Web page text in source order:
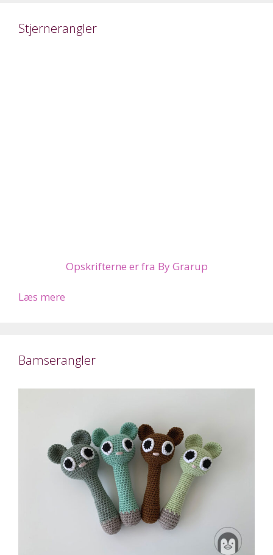
Stjernerangler
Opskrifterne er fra By Grarup
Læs mere
Bamserangler